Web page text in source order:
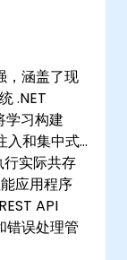
，涵盖了现
.NET
习构建
入和集中式
实际共存
应用程序
API
错误处理管